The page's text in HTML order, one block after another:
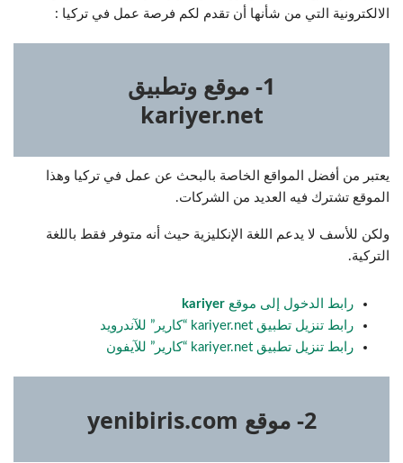
الالكترونية التي من شأنها أن تقدم لكم فرصة عمل في تركيا :
1- موقع وتطبيق
kariyer.net
يعتبر من أفضل المواقع الخاصة بالبحث عن عمل في تركيا وهذا
الموقع تشترك فيه العديد من الشركات.
ولكن للأسف لا يدعم اللغة الإنكليزية حيث أنه متوفر فقط باللغة
التركية.
رابط الدخول إلى موقع kariyer
رابط تنزيل تطبيق kariyer.net “كارير” للآندرويد
رابط تنزيل تطبيق kariyer.net “كارير” للآيفون
2- موقع yenibiris.com